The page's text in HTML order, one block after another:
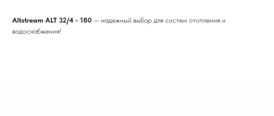
Altstream ALT 32/4 - 180 — надежный выбор для систем отопления и
водоснабжения!